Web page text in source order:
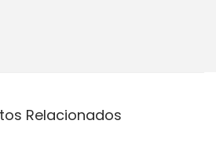
Relacionados